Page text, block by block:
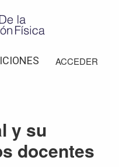
ACCEDER
y su
docentes